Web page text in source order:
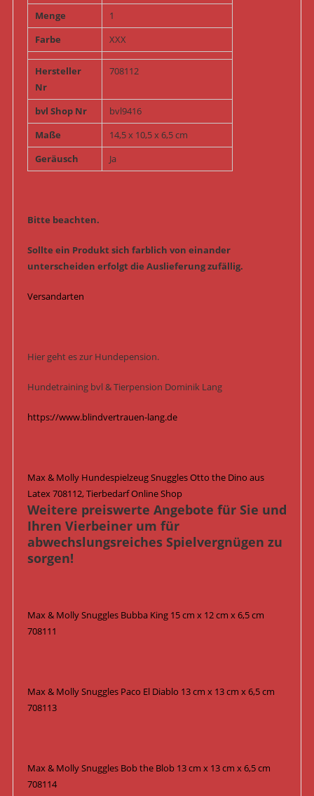
Menge
1
Farbe
XXX
Hersteller
Nr
708112
bvl Shop Nr
bvl9416
Maße
14,5 x 10,5 x 6,5 cm
Geräusch
Ja
Bitte beachten.
Sollte ein Produkt sich farblich von einander
unterscheiden erfolgt die Auslieferung zufällig.
Versandarten
Hier geht es zur Hundepension.
Hundetraining bvl & Tierpension Dominik Lang
https://www.blindvertrauen-lang.de
Max & Molly Hundespielzeug Snuggles Otto the Dino aus
Latex 708112, Tierbedarf Online Shop
Weitere preiswerte Angebote für Sie und
Ihren Vierbeiner um für
abwechslungsreiches Spielvergnügen zu
sorgen!
Max & Molly Snuggles Bubba King 15 cm x 12 cm x 6,5 cm
708111
Max & Molly Snuggles Paco El Diablo 13 cm x 13 cm x 6,5 cm
708113
Max & Molly Snuggles Bob the Blob 13 cm x 13 cm x 6,5 cm
708114